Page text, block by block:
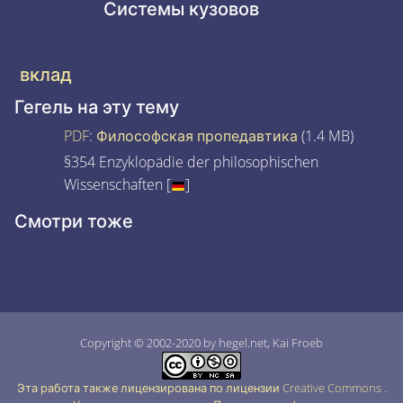
Системы кузовов
вклад
Гегель на эту тему
PDF: Философская пропедавтика (1.4 MB)
§354 Enzyklopädie der philosophischen
Wissenschaften [
]
Смотри тоже
Copyright © 2002-2020 by hegel.net, Kai Froeb
Эта работа также лицензирована по лицензии Creative Commons .